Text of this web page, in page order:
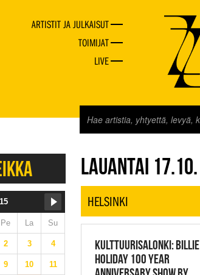
ARTISTIT JA JULKAISUT
TOIMIJAT
LIVE
Pe La Su
2 3 4
9 10 11
JAZZ FINLAND LIVE
LAUANTAI 17.10.
HELSINKI
KULTTUURISALONKI: BILLIE
HOLIDAY 100 YEAR